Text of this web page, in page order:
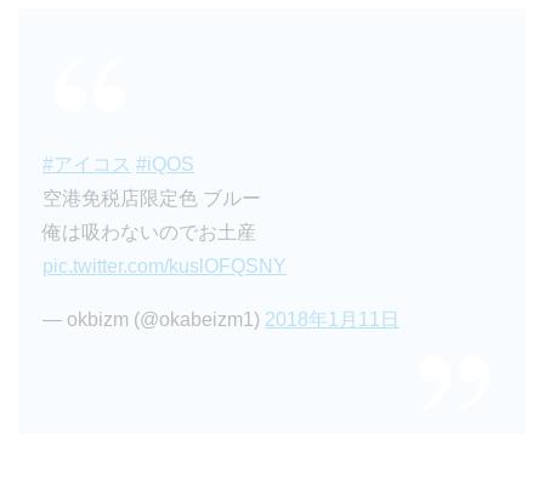
#アイコス #iQOS
空港免税店限定色 ブルー
俺は吸わないのでお土産
pic.twitter.com/kuslOFQSNY
— okbizm (@okabeizm1) 2018年1月11日